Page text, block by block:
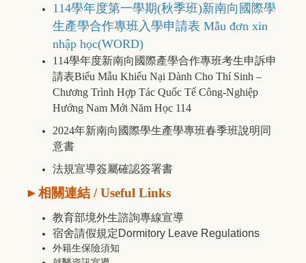
114學年度第一學期(秋季班)新南向國際學
生產學合作專班入學申請表 Mẫu đơn xin
nhập học(WORD)
114學年度新南向國際產學合作專班考生申訴申
請表Biểu Mẫu Khiếu Nại Dành Cho Thí Sinh –
Chương Trình Hợp Tác Quốc Tế Công-Nghiệp
Hướng Nam Mới Năm Học 114
2024年新南向國際學生產學專班春季班說明同
意書
法規宣導簽屬確認簽署書
►相關連結 / Useful Links
教育部境外生諮詢專線宣導
宿舍請假規定Dormitory Leave Regulations
外籍生保險須知